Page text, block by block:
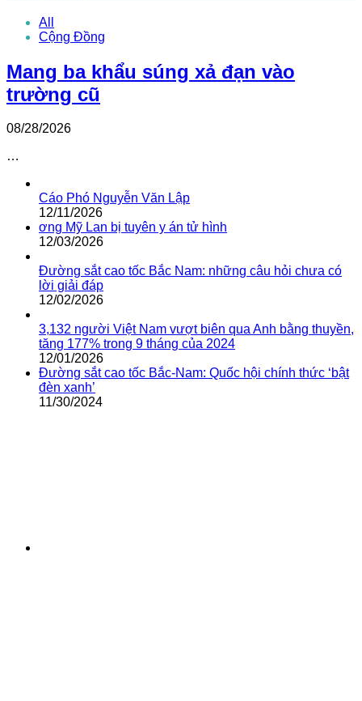
All
Cộng Đồng
Mang ba khẩu súng xả đạn vào
trường cũ
08/28/2026
…
Cáo Phó Nguyễn Văn Lập
12/11/2026
ơng Mỹ Lan bị tuyên y án tử hình
12/03/2026
Đường sắt cao tốc Bắc Nam: những câu hỏi chưa có
lời giải đáp
12/02/2026
3,132 người Việt Nam vượt biên qua Anh bằng thuyền,
tăng 177% trong 9 tháng của 2024
12/01/2026
Đường sắt cao tốc Bắc-Nam: Quốc hội chính thức ‘bật
đèn xanh’
11/30/2024